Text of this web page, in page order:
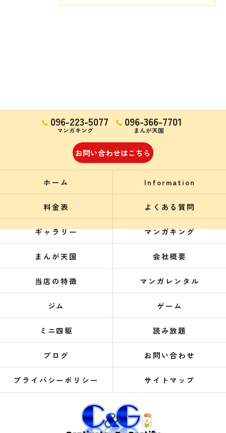
096-223-5077
マンガキング
096-366-7701
まんが天国
お問い合わせはこちら
ホーム Information
料金表 よくある質問
ギャラリー マンガキング
まんが天国 会社概要
当店の特徴 マンガレンタル
ジム ゲーム
ミニ四駆 読み放題
ブログ お問い合わせ
プライバシーポリシー サイトマップ